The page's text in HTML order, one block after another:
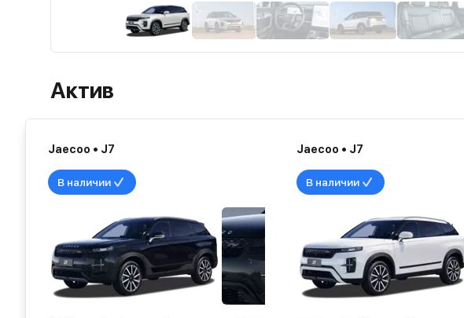
Актив
Jaecoo • J7
В наличии
Jaecoo • J7
В наличии